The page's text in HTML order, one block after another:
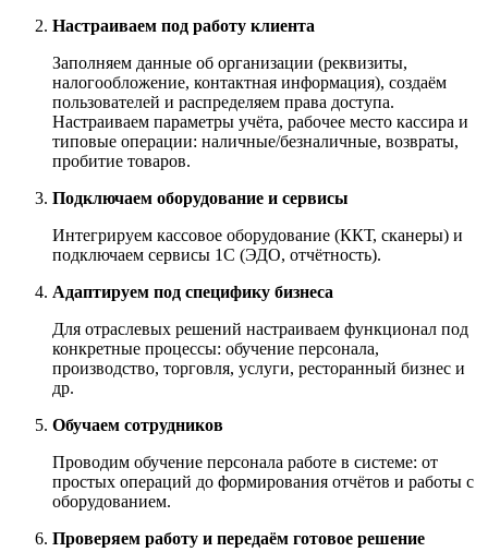
Настраиваем под работу клиента
Заполняем данные об организации (реквизиты,
налогообложение, контактная информация), создаём
пользователей и распределяем права доступа.
Настраиваем параметры учёта, рабочее место кассира и
типовые операции: наличные/безналичные, возвраты,
пробитие товаров.
Подключаем оборудование и сервисы
Интегрируем кассовое оборудование (ККТ, сканеры) и
подключаем сервисы 1С (ЭДО, отчётность).
Адаптируем под специфику бизнеса
Для отраслевых решений настраиваем функционал под
конкретные процессы: обучение персонала,
производство, торговля, услуги, ресторанный бизнес и
др.
Обучаем сотрудников
Проводим обучение персонала работе в системе: от
простых операций до формирования отчётов и работы с
оборудованием.
Проверяем работу и передаём готовое решение